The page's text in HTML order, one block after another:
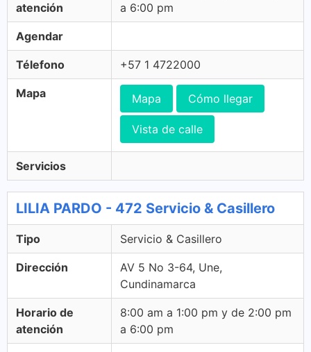
atención
a 6:00 pm
Agendar
Télefono +57 1 4722000
Mapa Mapa Cómo llegar
Vista de calle
Servicios
LILIA PARDO - 472 Servicio & Casillero
Tipo Servicio & Casillero
Dirección
AV 5 No 3-64, Une,
Cundinamarca
Horario de
atención
8:00 am a 1:00 pm y de 2:00 pm
a 6:00 pm